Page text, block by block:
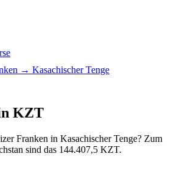
→ Kasachischer Tenge
KZT
Franken in Kasachischer Tenge? Zum
sind das 144.407,5 KZT.